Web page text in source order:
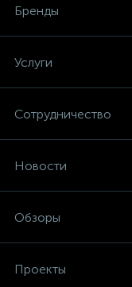
Бренды
Услуги
Сотрудничество
Новости
Обзоры
Проекты